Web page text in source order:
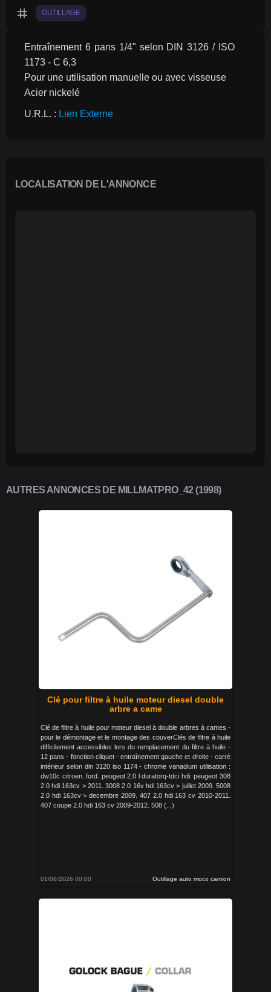
tag OUTILLAGE
Entraînement 6 pans 1/4" selon DIN 3126 / ISO
1173 - C 6,3
Pour une utilisation manuelle ou avec visseuse
Acier nickelé
U.R.L. : Lien Externe
LOCALISATION DE L'ANNONCE
AUTRES ANNONCES DE MILLMATPRO_42 (1998)
Clé pour filtre à huile moteur diesel double
arbre a came
Clé de filtre à huile pour moteur diesel à double arbres à cames -
pour le démontage et le montage des couverClés de filtre à huile
difficilement accessibles lors du remplacement du filtre à huile -
12 pans - fonction cliquet - entraînement gauche et droite - carré
intérieur selon din 3120 iso 1174 - chrome vanadium utilisation :
dw10c citroen. ford. peugeot 2.0 l duratorq-tdci hdi: peugeot 308
2.0 hdi 163cv > 2011. 3008 2.0 16v hdi 163cv > juillet 2009. 5008
2.0 hdi 163cv > decembre 2009. 407 2.0 hdi 163 cv 2010-2011.
407 coupe 2.0 hdi 163 cv 2009-2012. 508 (...)
01/08/2026 00:00 Outillage auto moco camion